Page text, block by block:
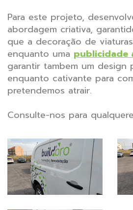
Para este projeto,
abordagem criativa,
que a decoração de
enquanto uma publicidade
garantir tambem um design
enquanto cativante para
pretendemos atrair.
Consulte-nos para